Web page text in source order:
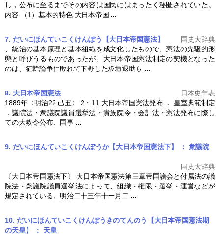
し，公布に至るまでその内容は国民にはまったく秘匿されていた。
内容 （1）基本的特色 大日本帝国 ...
7. だいにほんていこくけんぽう【大日本帝国憲法】
国史大辞典
、統治の基本原理と基本組織を成文化したもので、憲法の先駆的形
態と呼びうるものであったが、 大日本帝国憲法制定の契機となった
のは、征韓論争に敗れて下野した板垣退助ら ...
8. 大日本帝国憲法
日本史年表
1889年〈明治22 己丑〉 2・11 大日本帝国憲法発布 ． 皇室典範制定
．議院法・衆議院議員選挙法・貴族院令・会計法・憲法発布に際し
ての大赦令公布、国事 ...
9. だいにほんていこくけんぽうか【大日本帝国憲法下】 ： 衆議院
国史大辞典
〔大日本帝国憲法下〕 大日本帝国憲法第三章帝国議会と付属法の議
院法・衆議院議員選挙法によって、組織・権限・選挙・運営などが
規定されている。明治二十三年十一月二 ...
10. だいにほんていこくけんぽうきのてんのう【大日本帝国憲法期
の天皇】 ： 天皇